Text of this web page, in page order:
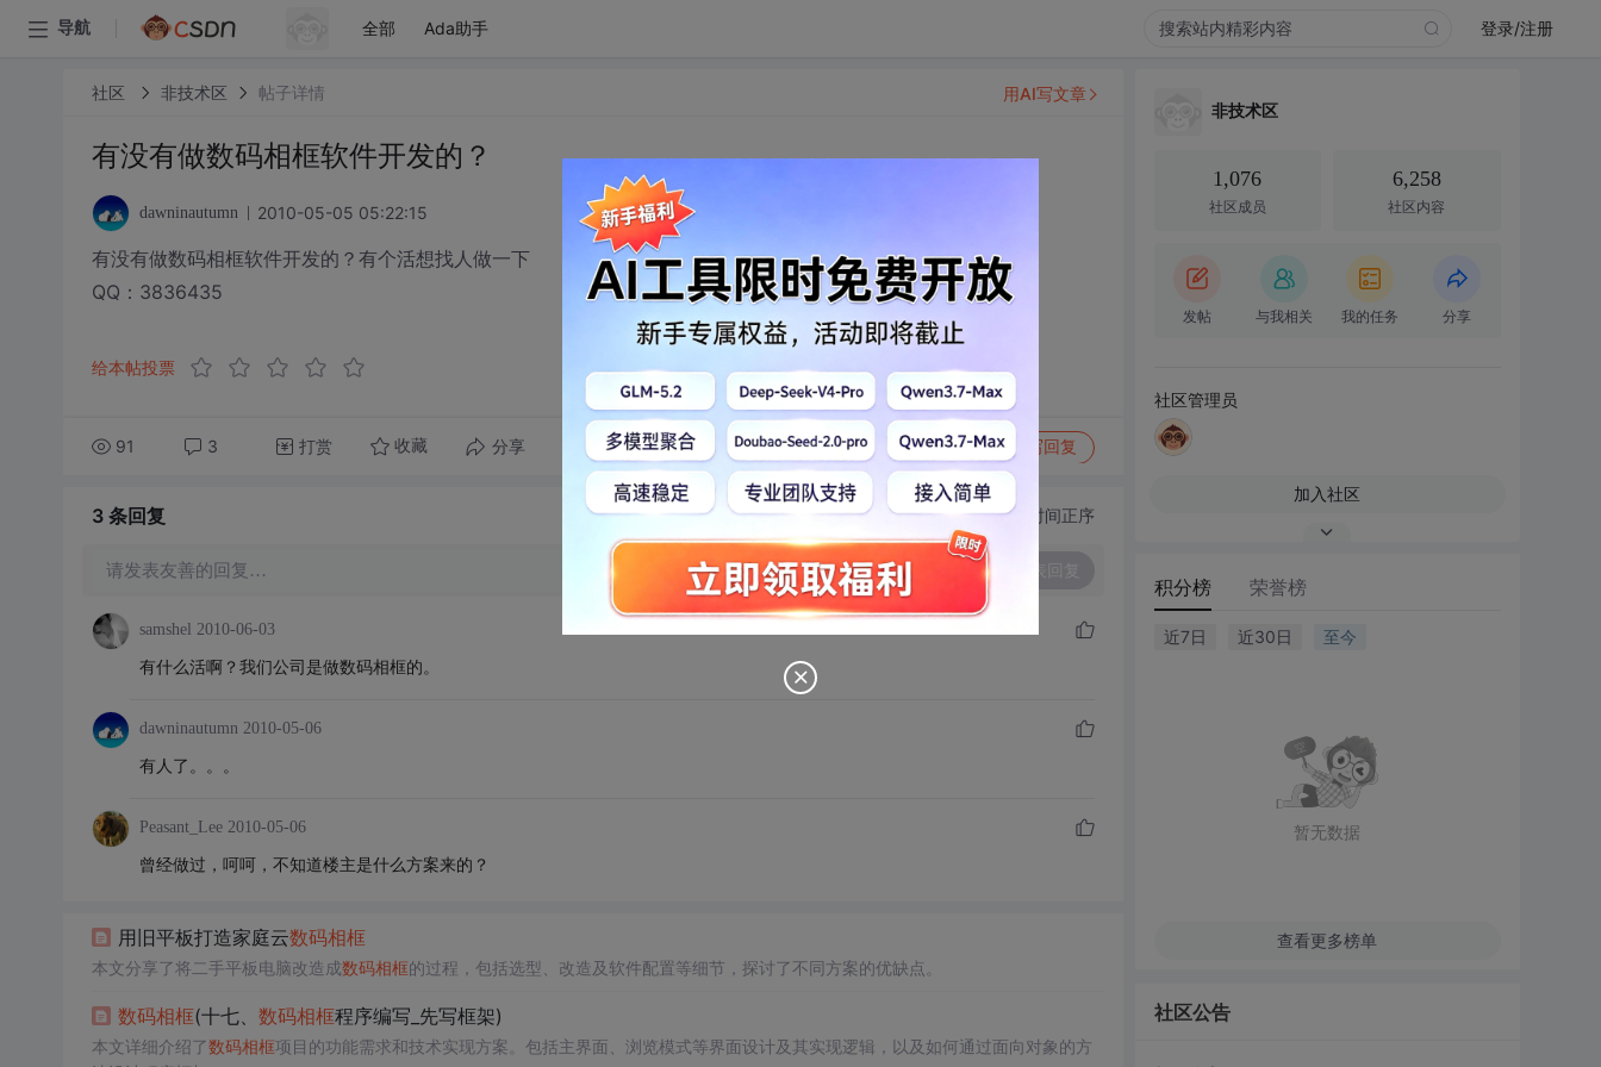
导航 全部 Ada助手 登录/注册
社区 非技术区 帖子详情
有没有做数码相框软件开发的？
dawninautumn 2010-05-05 05:22:15
有没有做数码相框软件开发的？有个活想找人做一下
QQ：3836435
给本帖投票
91 3 打赏 收藏 分享 转发到动态 举报 写回复
用AI写文章
3 条回复 切换为时间正序
请发表友善的回复…
samshel 2010-06-03
有什么活啊？我们公司是做数码相框的。
dawninautumn 2010-05-06
有人了。。。
Peasant_Lee 2010-05-06
曾经做过，呵呵，不知道楼主是什么方案来的？
用旧平板打造家庭云数码相框
本文分享了将二手平板电脑改造成数码相框的过程，包括选型、改造及软件配置等细节，探讨了不同方案的优缺点。
数码相框(十七、 数码相框程序编写_先写框架)
本文详细介绍了数码相框项目的功能需求和技术实现方案。包括主界面、浏览模式等界面设计及其实现逻辑，以及如何通过面向对象的方
非技术区
1,076
社区成员
6,258
社区内容
发帖 与我相关 我的任务 分享
社区管理员
加入社区
积分榜 荣誉榜
近7日 近30日 至今
暂无数据
查看更多榜单
社区公告